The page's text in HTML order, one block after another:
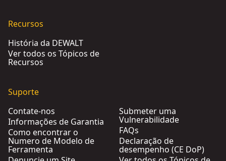
Recursos
História da DEWALT
Ver todos os Tópicos de
Recursos
Suporte
Contate-nos
Informações de Garantia
Como encontrar o
Numero de Modelo de
Ferramenta
Submeter uma
Vulnerabilidade
FAQs
Declaração de
desempenho (CE DoP)